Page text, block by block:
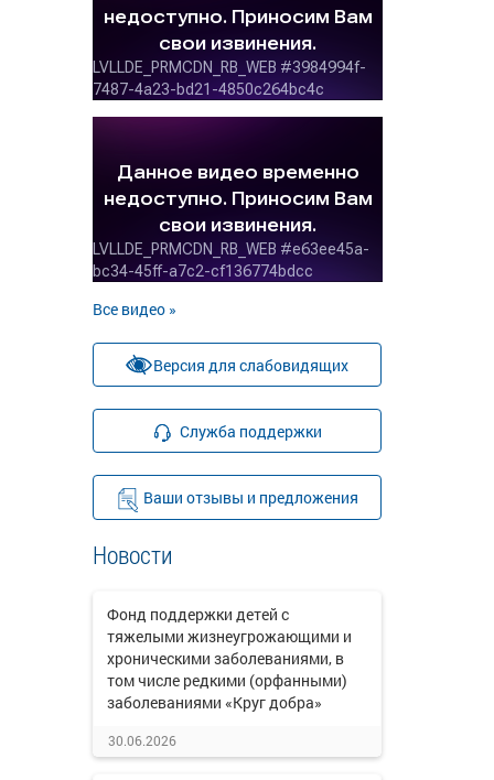
Все видео »
Версия для слабовидящих
Служба поддержки
Ваши отзывы и предложения
Новости
Фонд поддержки детей с
тяжелыми жизнеугрожающими и
хроническими заболеваниями, в
том числе редкими (орфанными)
заболеваниями «Круг добра»
30.06.2026